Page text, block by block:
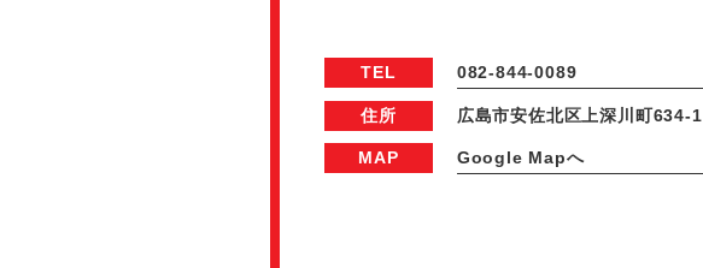
TEL 082-844-0089
住所 広島市安佐北区上深川町634-1
MAP Google Mapへ